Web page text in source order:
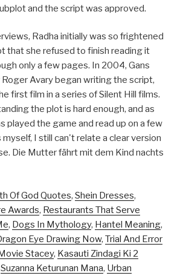
and the script was approved.
Radha initially was so frightened
that she refused to finish reading it
only a few pages. In 2004, Gans
Avary began writing the script,
first film in a series of Silent Hill films.
the plot is hard enough, and as
played the game and read up on a few
I still can't relate a clear version
Die Mutter fährt mit dem Kind nachts
Of God Quotes, Shein Dresses,
Awards, Restaurants That Serve
, Dogs In Mythology, Hantel Meaning,
Eye Drawing Now, Trial And Error
Stacey, Kasauti Zindagi Ki 2
Suzanna Keturunan Mana, Urban